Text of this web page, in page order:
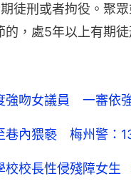
徒刑或者拘役。聚
的，處5年以上有期
強吻女議員 一審依
巷內猥褻 梅州警：
校校長性侵殘障女